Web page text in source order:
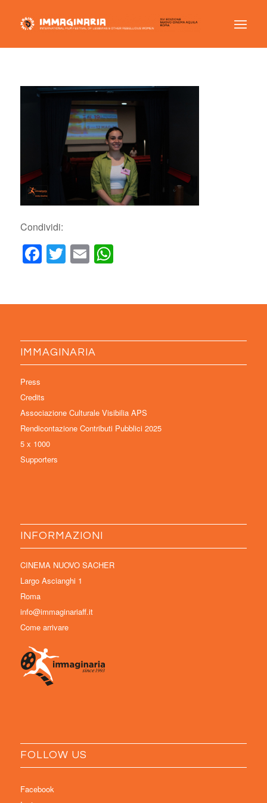
Condividi:
Facebook
Twitter
EmailWhatsApp
IMMAGINARIA
Press
Credits
Associazione Culturale Visibilia APS
Rendicontazione Contributi Pubblici 2025
5 x 1000
Supporters
INFORMAZIONI
CINEMA NUOVO SACHER
Largo Ascianghi 1
Roma
info@immaginariaff.it
Come arrivare
FOLLOW US
Facebook